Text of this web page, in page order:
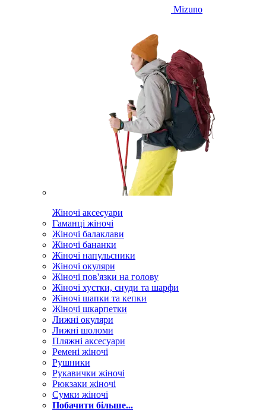
Mizuno
Жіночі аксесуари
Гаманці жіночі
Жіночі балаклави
Жіночі бананки
Жіночі напульсники
Жіночі окуляри
Жіночі пов'язки на голову
Жіночі хустки, снуди та шарфи
Жіночі шапки та кепки
Жіночі шкарпетки
Лижні окуляри
Лижні шоломи
Пляжні аксесуари
Ремені жіночі
Рушники
Рукавички жіночі
Рюкзаки жіночі
Сумки жіночі
Побачити більше...